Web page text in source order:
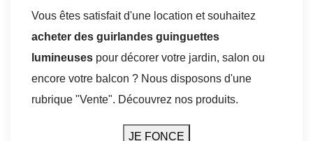
Vous êtes satisfait d'une location et souhaitez
acheter des guirlandes guinguettes
lumineuses pour décorer votre jardin, salon ou
encore votre balcon ? Nous disposons d'une
rubrique "Vente". Découvrez nos produits.
JE FONCE